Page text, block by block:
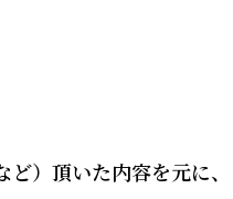
ど）頂いた内容を元に